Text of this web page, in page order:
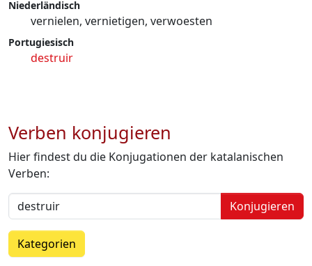
Niederländisch
vernielen, vernietigen, verwoesten
Portugiesisch
destruir
Verben konjugieren
Hier findest du die Konjugationen der katalanischen
Verben:
Konjugieren
Kategorien